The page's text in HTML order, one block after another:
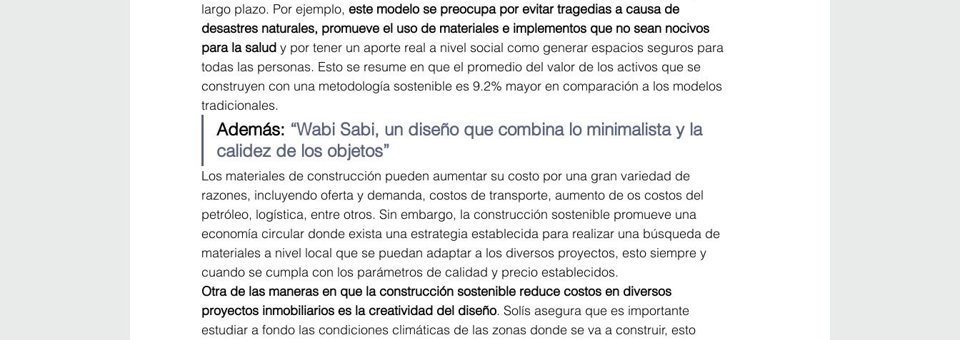
largo plazo. Por ejemplo, este modelo se preocupa por evitar tragedias a causa de
desastres naturales, promueve el uso de materiales e implementos que no sean nocivos
para la salud y por tener un aporte real a nivel social como generar espacios seguros para
todas las personas. Esto se resume en que el promedio del valor de los activos que se
construyen con una metodología sostenible es 9.2% mayor en comparación a los modelos
tradicionales.
Además: “Wabi Sabi, un diseño que combina lo minimalista y la
calidez de los objetos”
Los materiales de construcción pueden aumentar su costo por una gran variedad de
razones, incluyendo oferta y demanda, costos de transporte, aumento de os costos del
petróleo, logística, entre otros. Sin embargo, la construcción sostenible promueve una
economía circular donde exista una estrategia establecida para realizar una búsqueda de
materiales a nivel local que se puedan adaptar a los diversos proyectos, esto siempre y
cuando se cumpla con los parámetros de calidad y precio establecidos.
Otra de las maneras en que la construcción sostenible reduce costos en diversos
proyectos inmobiliarios es la creatividad del diseño. Solís asegura que es importante
estudiar a fondo las condiciones climáticas de las zonas donde se va a construir, esto